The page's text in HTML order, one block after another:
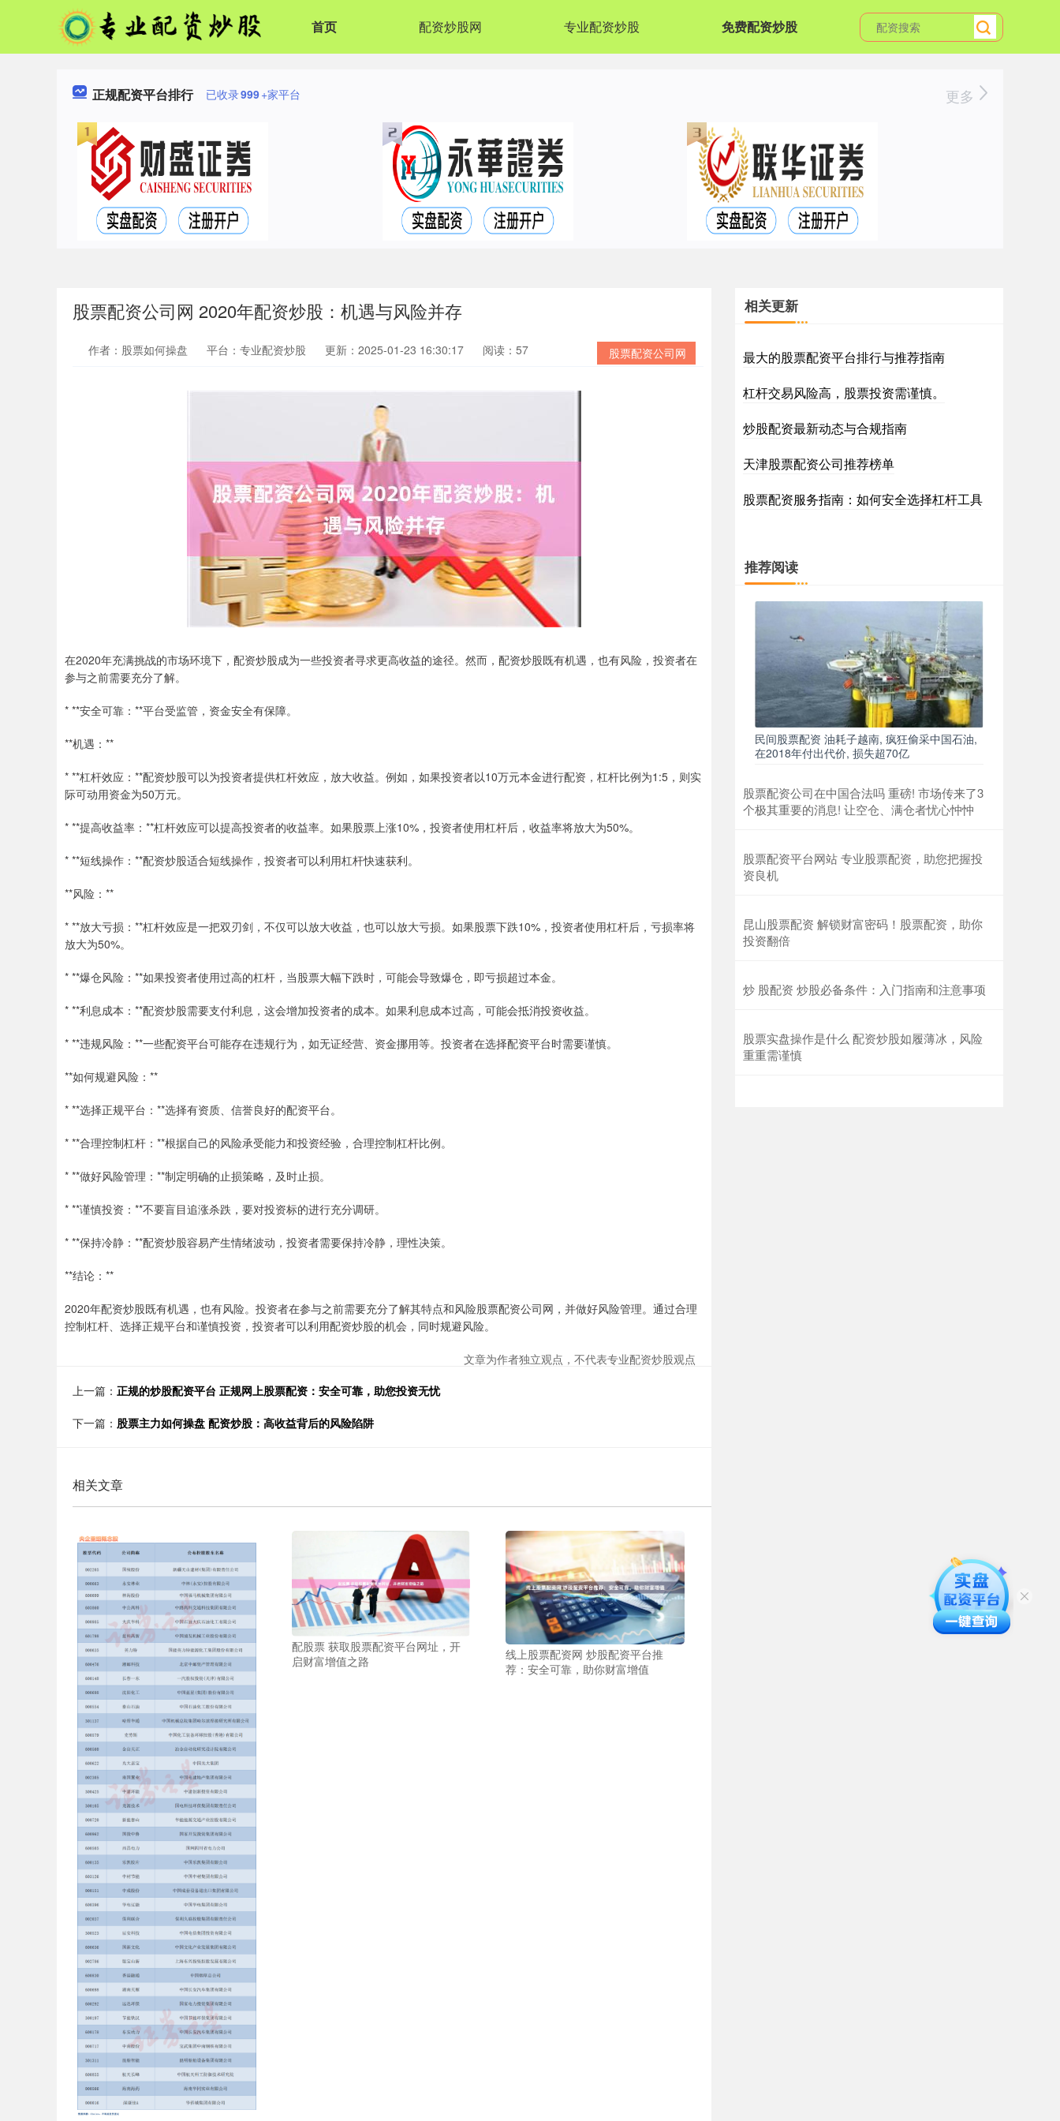
首页 配资炒股网 专业配资炒股 免费配资炒股
正规配资平台排行 已收录999+家平台 更多
股票配资公司网 2020年配资炒股：机遇与风险并存
股票配资公司网
作者：股票如何操盘 平台：专业配资炒股 更新：2025-01-23 16:30:17 阅读：57
在2020年充满挑战的市场环境下，配资炒股成为一些投资者寻求更高收益的途径。然而，配资炒股既有机遇，也有风险，投资者在
参与之前需要充分了解。
* **安全可靠：**平台受监管，资金安全有保障。
**机遇：**
* **杠杆效应：**配资炒股可以为投资者提供杠杆效应，放大收益。例如，如果投资者以10万元本金进行配资，杠杆比例为1:5，则实
际可动用资金为50万元。
* **提高收益率：**杠杆效应可以提高投资者的收益率。如果股票上涨10%，投资者使用杠杆后，收益率将放大为50%。
* **短线操作：**配资炒股适合短线操作，投资者可以利用杠杆快速获利。
**风险：**
* **放大亏损：**杠杆效应是一把双刃剑，不仅可以放大收益，也可以放大亏损。如果股票下跌10%，投资者使用杠杆后，亏损率将
放大为50%。
* **爆仓风险：**如果投资者使用过高的杠杆，当股票大幅下跌时，可能会导致爆仓，即亏损超过本金。
* **利息成本：**配资炒股需要支付利息，这会增加投资者的成本。如果利息成本过高，可能会抵消投资收益。
* **违规风险：**一些配资平台可能存在违规行为，如无证经营、资金挪用等。投资者在选择配资平台时需要谨慎。
**如何规避风险：**
* **选择正规平台：**选择有资质、信誉良好的配资平台。
* **合理控制杠杆：**根据自己的风险承受能力和投资经验，合理控制杠杆比例。
* **做好风险管理：**制定明确的止损策略，及时止损。
* **谨慎投资：**不要盲目追涨杀跌，要对投资标的进行充分调研。
* **保持冷静：**配资炒股容易产生情绪波动，投资者需要保持冷静，理性决策。
**结论：**
2020年配资炒股既有机遇，也有风险。投资者在参与之前需要充分了解其特点和风险股票配资公司网，并做好风险管理。通过合理
控制杠杆、选择正规平台和谨慎投资，投资者可以利用配资炒股的机会，同时规避风险。
文章为作者独立观点，不代表专业配资炒股观点
上一篇： 正规的炒股配资平台 正规网上股票配资：安全可靠，助您投资无忧
下一篇： 股票主力如何操盘 配资炒股：高收益背后的风险陷阱
相关文章
配股票 获取股票配资平台网址，开
启财富增值之路
线上股票配资网 炒股配资平台推
荐：安全可靠，助你财富增值
相关更新
最大的股票配资平台排行与推荐指南
杠杆交易风险高，股票投资需谨慎。
炒股配资最新动态与合规指南
天津股票配资公司推荐榜单
股票配资服务指南：如何安全选择杠杆工具
推荐阅读
民间股票配资 油耗子越南, 疯狂偷采中国石油,
在2018年付出代价, 损失超70亿
股票配资公司在中国合法吗 重磅! 市场传来了3
个极其重要的消息! 让空仓、满仓者忧心忡忡
股票配资平台网站 专业股票配资，助您把握投
资良机
昆山股票配资 解锁财富密码！股票配资，助你
投资翻倍
炒 股配资 炒股必备条件：入门指南和注意事项
股票实盘操作是什么 配资炒股如履薄冰，风险
重重需谨慎